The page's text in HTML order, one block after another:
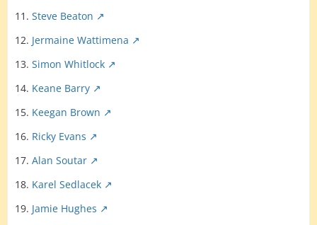
11. Steve Beaton
12. Jermaine Wattimena
13. Simon Whitlock
14. Keane Barry
15. Keegan Brown
16. Ricky Evans
17. Alan Soutar
18. Karel Sedlacek
19. Jamie Hughes